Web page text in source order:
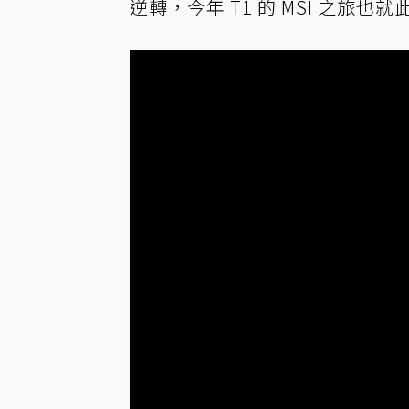
逆轉，今年 T1 的 MSI 之旅也就